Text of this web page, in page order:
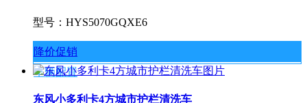
型号：HYS5070GQXE6
降价促销
车辆配置
东风小多利卡4方城市护栏清洗车